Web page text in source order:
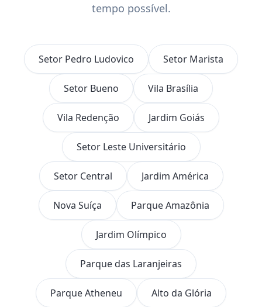
tempo possível.
Setor Pedro Ludovico Setor Marista
Setor Bueno Vila Brasília
Vila Redenção Jardim Goiás
Setor Leste Universitário
Setor Central Jardim América
Nova Suíça Parque Amazônia
Jardim Olímpico
Parque das Laranjeiras
Parque Atheneu Alto da Glória